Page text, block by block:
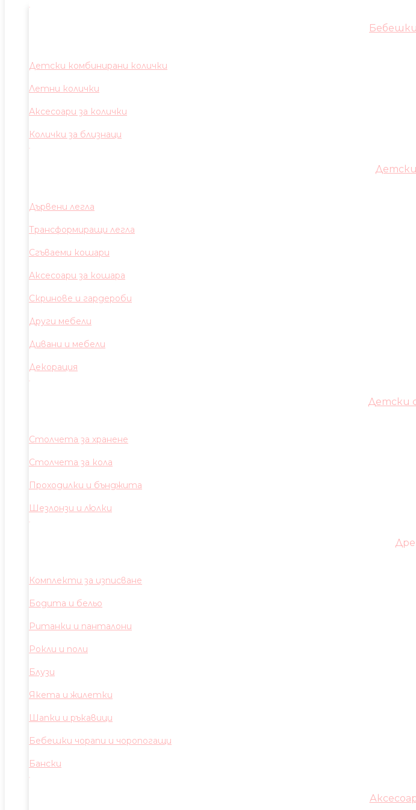
Детски комбинирани колички
Летни колички
Аксесоари за колички
Колички за близнаци
Дървени легла
Трансформиращи легла
Сгъваеми кошари
Аксесоари за кошара
Скринове и гардероби
Други мебели
Дивани и мебели
Декорация
Детски
Столчета за хранене
Столчета за кола
Проходилки и бънджита
Шезлонзи и люлки
Комплекти за изписване
Бодита и бельо
Ританки и панталони
Рокли и поли
Блузи
Якета и жилетки
Шапки и ръкавици
Бебешки чорапи и чоропогащи
Бански